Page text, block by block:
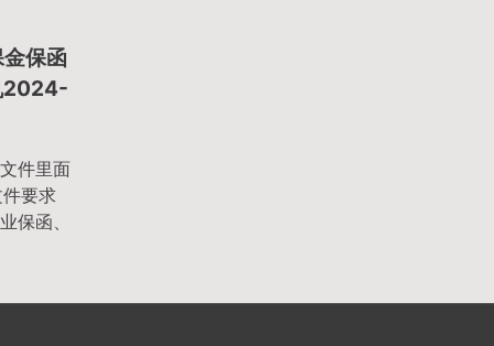
保函
2024-
件里面
要求
保函、